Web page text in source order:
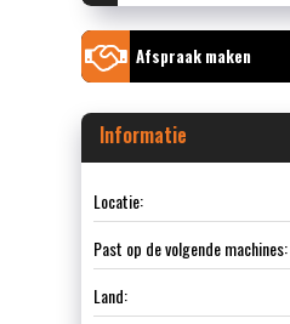
Afspraak maken
Informatie
Locatie:
Past op de volgende machines:
Land: